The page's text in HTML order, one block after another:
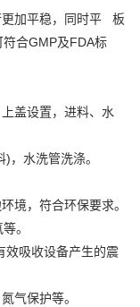
更加平稳，同时平 板
合GMP及FDA标
盖设置，进料、水
，水洗管洗涤。
境，符合环保要求。
。
效吸收设备产生的震
气保护等。